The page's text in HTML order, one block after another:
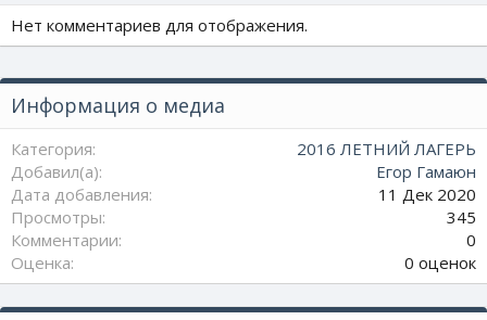
Нет комментариев для отображения.
Информация о медиа
Категория
2016 ЛЕТНИЙ ЛАГЕРЬ
Добавил(а)
Егор Гамаюн
Дата добавления
11 Дек 2020
Просмотры
345
Комментарии
0
Оценка
0
.
0
0 оценок